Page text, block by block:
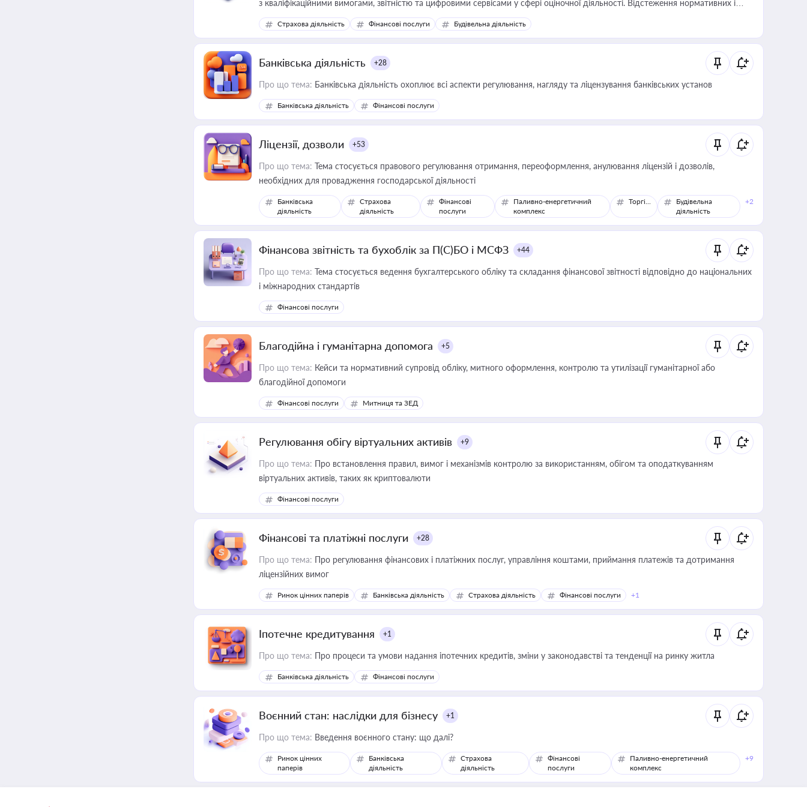
з кваліфікаційними вимогами, звітністю та цифровими сервісами у сфері оціночної діяльності. Відстеження нормативних і
медійних змін у цій сфері корисне для власника бізнесу, керівника, юриста або бухгалтера під час оподаткування,
приватизації, оренди державного майна, корпоративних угод і перевірки статусу суб'єктів оціночної діяльності
Страхова діяльність Фінансові послуги Будівельна діяльність
Банківська діяльність +28
Про що тема: Банківська діяльність охоплює всі аспекти регулювання, нагляду та ліцензування банківських установ
Банківська діяльність Фінансові послуги
Ліцензії, дозволи +53
Про що тема: Тема стосується правового регулювання отримання, переоформлення, анулювання ліцензій і дозволів,
необхідних для провадження господарської діяльності
Банківська
діяльність
Страхова
діяльність
Фінансові
послуги
Паливно-енергетичний
комплекс
Торгівля
Будівельна
діяльність
+2
Фінансова звітність та бухоблік за П(С)БО і МСФЗ +44
Про що тема: Тема стосується ведення бухгалтерського обліку та складання фінансової звітності відповідно до національних
і міжнародних стандартів
Фінансові послуги
Благодійна і гуманітарна допомога +5
Про що тема: Кейси та нормативний супровід обліку, митного оформлення, контролю та утилізації гуманітарної або
благодійної допомоги
Фінансові послуги Митниця та ЗЕД
Регулювання обігу віртуальних активів +9
Про що тема: Про встановлення правил, вимог і механізмів контролю за використанням, обігом та оподаткуванням
віртуальних активів, таких як криптовалюти
Фінансові послуги
Фінансові та платіжні послуги +28
Про що тема: Про регулювання фінансових і платіжних послуг, управління коштами, приймання платежів та дотримання
ліцензійних вимог
Ринок цінних паперів Банківська діяльність Страхова діяльність Фінансові послуги +1
Іпотечне кредитування +1
Про що тема: Про процеси та умови надання іпотечних кредитів, зміни у законодавстві та тенденції на ринку житла
Банківська діяльність Фінансові послуги
Воєнний стан: наслідки для бізнесу +1
Про що тема: Введення воєнного стану: що далі?
Ринок цінних
паперів
Банківська
діяльність
Страхова
діяльність
Фінансові
послуги
Паливно-енергетичний
комплекс
+9